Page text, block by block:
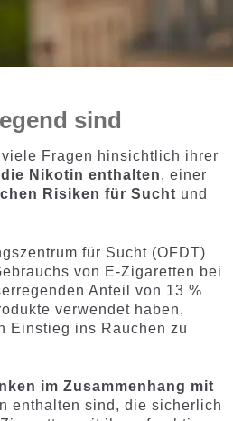
sind
Fragen hinsichtlich ihrer
die Nikotin enthalten, einer
Risiken für Sucht und
für Sucht (OFDT)
von E-Zigaretten bei
Anteil von 13 %
verwendet haben,
Einstieg ins Rauchen zu
im Zusammenhang mit
enthalten sind, die sicherlich